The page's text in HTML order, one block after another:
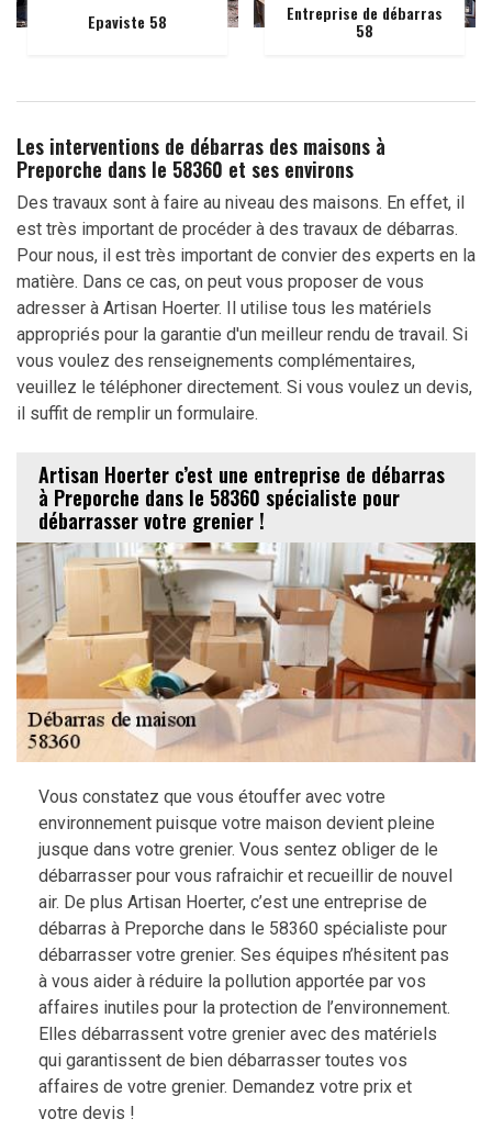
Epaviste 58 Entreprise de débarras
58
Les interventions de débarras des maisons à
Preporche dans le 58360 et ses environs
Des travaux sont à faire au niveau des maisons. En effet, il
est très important de procéder à des travaux de débarras.
Pour nous, il est très important de convier des experts en la
matière. Dans ce cas, on peut vous proposer de vous
adresser à Artisan Hoerter. Il utilise tous les matériels
appropriés pour la garantie d'un meilleur rendu de travail. Si
vous voulez des renseignements complémentaires,
veuillez le téléphoner directement. Si vous voulez un devis,
il suffit de remplir un formulaire.
Artisan Hoerter c’est une entreprise de débarras
à Preporche dans le 58360 spécialiste pour
débarrasser votre grenier !
Vous constatez que vous étouffer avec votre
environnement puisque votre maison devient pleine
jusque dans votre grenier. Vous sentez obliger de le
débarrasser pour vous rafraichir et recueillir de nouvel
air. De plus Artisan Hoerter, c’est une entreprise de
débarras à Preporche dans le 58360 spécialiste pour
débarrasser votre grenier. Ses équipes n’hésitent pas
à vous aider à réduire la pollution apportée par vos
affaires inutiles pour la protection de l’environnement.
Elles débarrassent votre grenier avec des matériels
qui garantissent de bien débarrasser toutes vos
affaires de votre grenier. Demandez votre prix et
votre devis !